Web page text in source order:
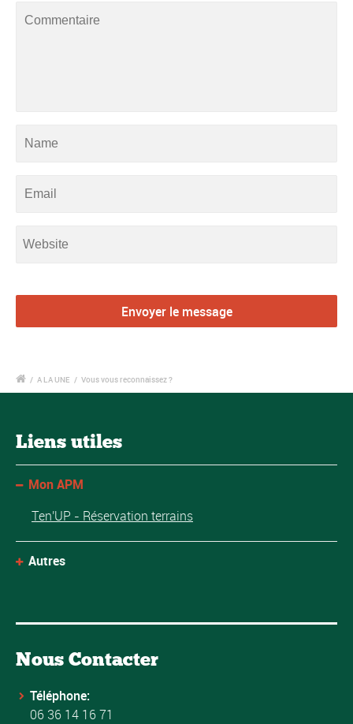
/ A LA UNE / Vous vous reconnaissez ?
Liens utiles
Mon APM
Ten'UP - Réservation terrains
Autres
Nous Contacter
Téléphone:
06 36 14 16 71